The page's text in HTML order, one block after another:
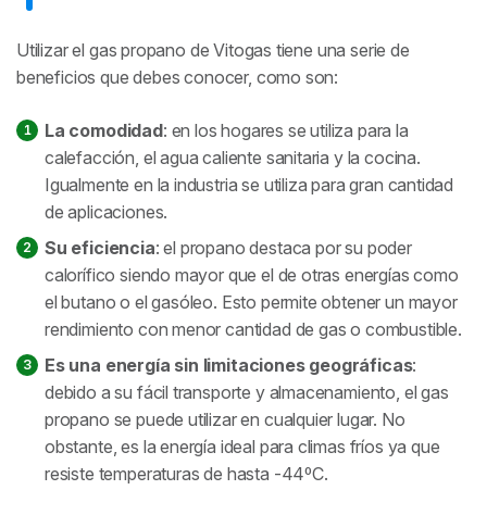
Utilizar el gas propano de Vitogas tiene una serie de
beneficios que debes conocer, como son:
La comodidad: en los hogares se utiliza para la
calefacción, el agua caliente sanitaria y la cocina.
Igualmente en la industria se utiliza para gran cantidad
de aplicaciones.
Su eficiencia: el propano destaca por su poder
calorífico siendo mayor que el de otras energías como
el butano o el gasóleo. Esto permite obtener un mayor
rendimiento con menor cantidad de gas o combustible.
Es una energía sin limitaciones geográficas:
debido a su fácil transporte y almacenamiento, el gas
propano se puede utilizar en cualquier lugar. No
obstante, es la energía ideal para climas fríos ya que
resiste temperaturas de hasta -44ºC.